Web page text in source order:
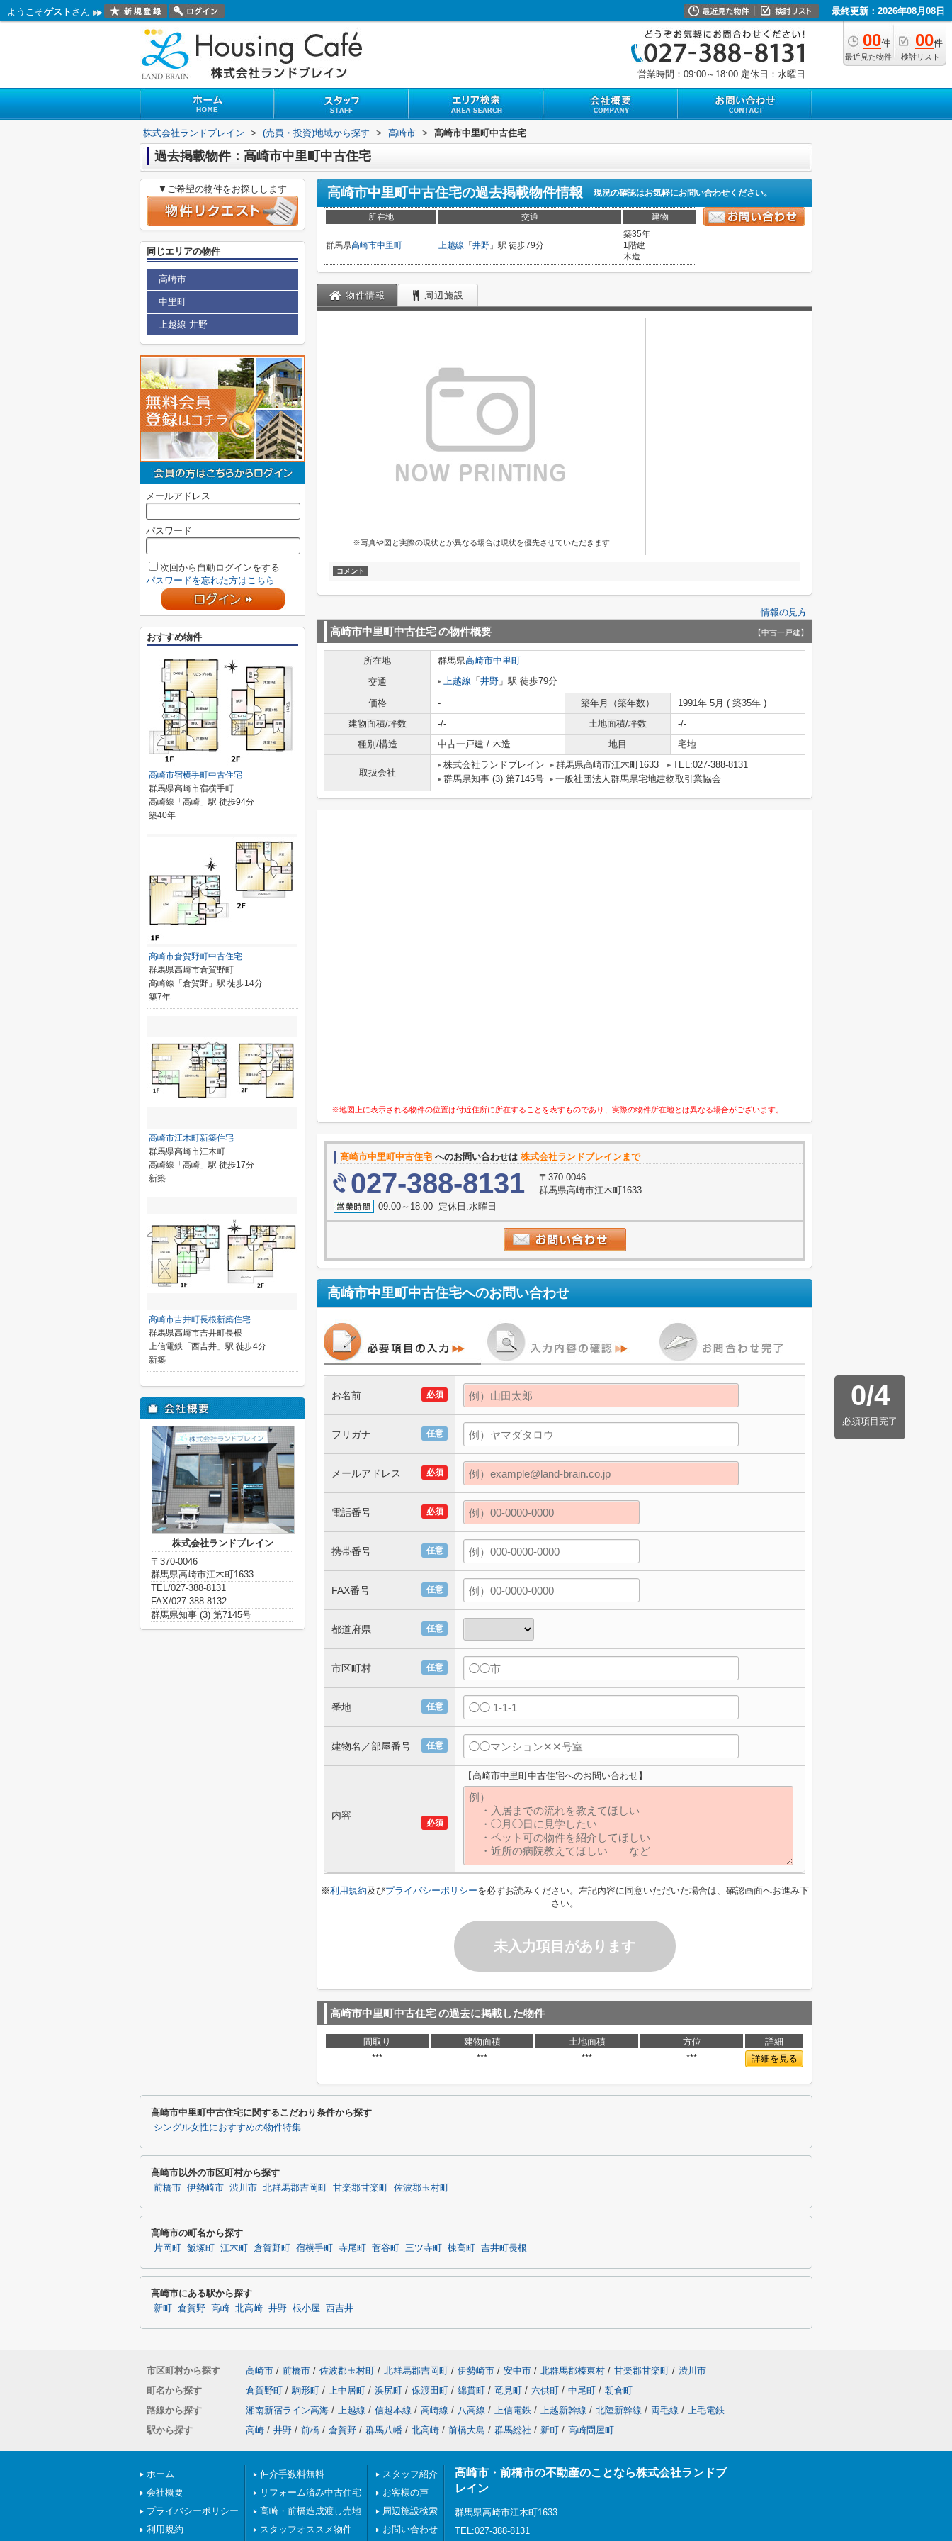
ようこそゲスト さん 最終更新：2026年08月08日
00件
最近見た物件
00件
検討リスト
営業時間：09:00～18:00 定休日：水曜日
株式会社ランドブレイン > (売買・投資)地域から探す > 高崎市 > 高崎市中里町中古住宅
過去掲載物件：高崎市中里町中古住宅
高崎市中里町中古住宅の過去掲載物件情報 現況の確認はお気軽にお問い合わせください。
所在地 交通 建物
群馬県高崎市中里町 上越線 「 井野 」駅 徒歩79分
築35年
1階建
木造
物件情報 周辺施設
※写真や図と実際の現状とが異なる場合は現状を優先させていただきます
コメント
情報の見方
高崎市中里町中古住宅の物件概要 【中古一戸建】
所在地 群馬県高崎市中里町
交通
上越線 「 井野 」駅 徒歩79分
価格 - 築年月（築年数）
1991年 5月 ( 築35年 )
建物面積/坪数
-/- 土地面積/坪数
-/-
種別/構造
中古一戸建 / 木造 地目 宅地
取扱会社
株式会社ランドブレイン 群馬県高崎市江木町1633
TEL:027-388-8131
群馬県知事 (3) 第7145号
一般社団法人群馬県宅地建物取引業協会
※地図上に表示される物件の位置は付近住所に所在することを表すものであり、実際の物件所在地とは異なる場合がございます。
高崎市中里町中古住宅 へのお問い合わせは 株式会社ランドブレインまで
027-388-8131
〒370-0046
群馬県高崎市江木町1633
09:00～18:00 定休日:水曜日
高崎市中里町中古住宅へのお問い合わせ
0/4
必須項目完了
必須
お名前
任意
フリガナ
必須
メールアドレス
必須
電話番号
任意
携帯番号
任意
FAX番号
任意
都道府県
任意
市区町村
任意
番地
任意
建物名／部屋番号
必須
内容
【高崎市中里町中古住宅へのお問い合わせ】
※利用規約及びプライバシーポリシーを必ずお読みください。左記内容に同意いただいた場合は、確認画面へお進み下
さい。
未入力項目があります
高崎市中里町中古住宅の過去に掲載した物件
間取り 建物面積 土地面積 方位
詳細
***
*** *** *** 詳細を見る
▼ご希望の物件をお探しします
同じエリアの物件
高崎市
中里町
上越線 井野
メールアドレス
パスワード
次回から自動ログインをする
パスワードを忘れた方はこちら
おすすめ物件
高崎市宿横手町中古住宅
群馬県高崎市宿横手町
高崎線「高崎」駅 徒歩94分
築40年
高崎市倉賀野町中古住宅
群馬県高崎市倉賀野町
高崎線「倉賀野」駅 徒歩14分
築7年
高崎市江木町新築住宅
群馬県高崎市江木町
高崎線「高崎」駅 徒歩17分
新築
高崎市吉井町長根新築住宅
群馬県高崎市吉井町長根
上信電鉄「西吉井」駅 徒歩4分
新築
株式会社ランドブレイン
〒370-0046
群馬県高崎市江木町1633
TEL/027-388-8131
FAX/027-388-8132
群馬県知事 (3) 第7145号
高崎市中里町中古住宅に関するこだわり条件から探す
シングル女性におすすめの物件特集
高崎市以外の市区町村から探す
前橋市 伊勢崎市 渋川市 北群馬郡吉岡町 甘楽郡甘楽町 佐波郡玉村町
高崎市の町名から探す
片岡町 飯塚町 江木町 倉賀野町 宿横手町 寺尾町 菅谷町 三ツ寺町 棟高町 吉井町長根
高崎市にある駅から探す
新町 倉賀野 高崎 北高崎 井野 根小屋 西吉井
市区町村から探す 高崎市 / 前橋市 / 佐波郡玉村町 / 北群馬郡吉岡町 / 伊勢崎市 / 安中市 / 北群馬郡榛東村 / 甘楽郡甘楽町 / 渋川市
町名から探す
倉賀野町 / 駒形町 / 上中居町 / 浜尻町 / 保渡田町 / 綿貫町 / 竜見町 / 六供町 / 中尾町 / 朝倉町
路線から探す
湘南新宿ライン高海 / 上越線 / 信越本線 / 高崎線 / 八高線 / 上信電鉄 / 上越新幹線 / 北陸新幹線 / 両毛線 / 上毛電鉄
駅から探す
高崎 / 井野 / 前橋 / 倉賀野 / 群馬八幡 / 北高崎 / 前橋大島 / 群馬総社 / 新町 / 高崎問屋町
ホーム
会社概要
プライバシーポリシー
利用規約
仲介手数料無料
リフォーム済み中古住宅
高崎・前橋造成渡し売地
スタッフオススメ物件
スタッフ紹介
お客様の声
周辺施設検索
お問い合わせ
高崎市・前橋市の不動産のことなら株式会社ランドブ
レイン
群馬県高崎市江木町1633
TEL:027-388-8131